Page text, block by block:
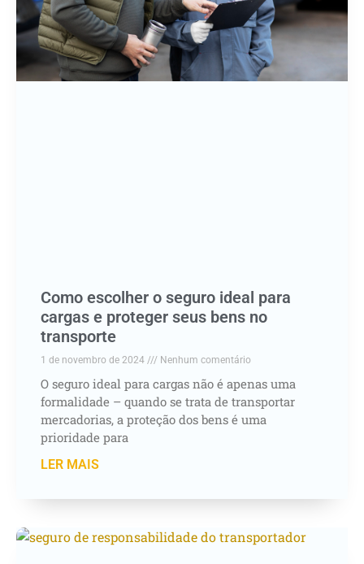
Como escolher o seguro ideal para
cargas e proteger seus bens no
transporte
1 de novembro de 2024 Nenhum comentário
O seguro ideal para cargas não é apenas uma
formalidade – quando se trata de transportar
mercadorias, a proteção dos bens é uma
prioridade para
LER MAIS